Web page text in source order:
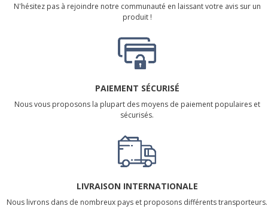
N'hésitez pas à rejoindre notre communauté en laissant votre avis sur un
produit !
PAIEMENT SÉCURISÉ
Nous vous proposons la plupart des moyens de paiement populaires et
sécurisés.
LIVRAISON INTERNATIONALE
Nous livrons dans de nombreux pays et proposons différents transporteurs.